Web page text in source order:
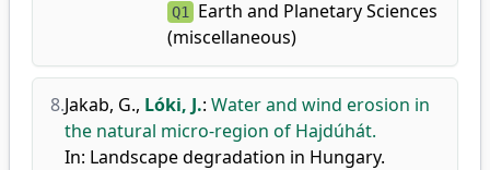
Q1
Earth and Planetary Sciences
(miscellaneous)
8.Jakab, G., Lóki, J.: Water and wind erosion in
the natural micro-region of Hajdúhát.
In: Landscape degradation in Hungary.